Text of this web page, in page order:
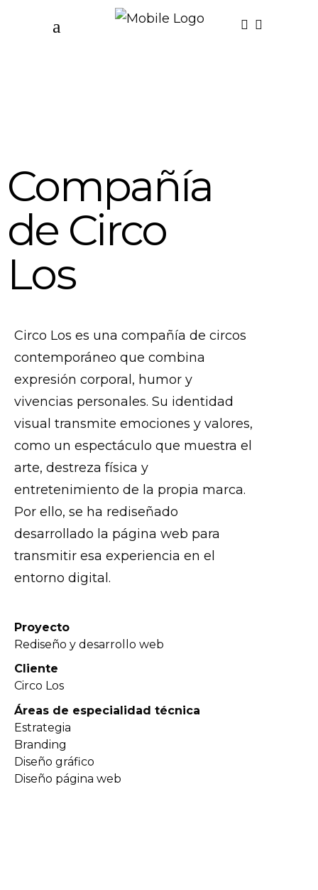
Compañía
de Circo
Los
Circo Los es una compañía de circos
contemporáneo que combina
expresión corporal, humor y
vivencias personales. Su identidad
visual transmite emociones y valores,
como un espectáculo que muestra el
arte, destreza física y
entretenimiento de la propia marca.
Por ello, se ha rediseñado
desarrollado la página web para
transmitir esa experiencia en el
entorno digital.
Proyecto
Rediseño y desarrollo web
Cliente
Circo Los
Áreas de especialidad técnica
Estrategia
Branding
Diseño gráfico
Diseño página web